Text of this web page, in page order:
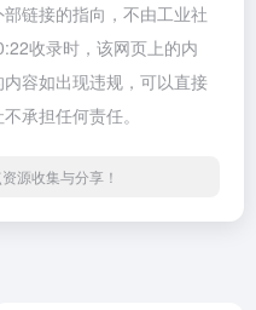
链接的指向，不由工业社
收录时，该网页上的内
容如出现违规，可以直接
承担任何责任。
源收集与分享！